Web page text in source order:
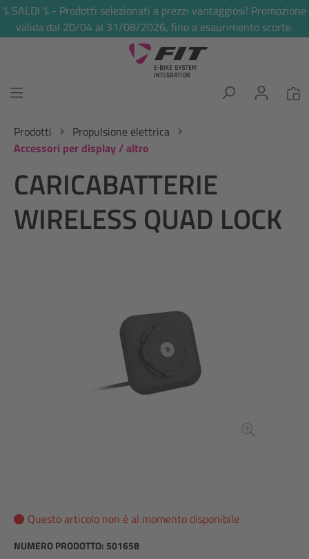
principale
% SALDI % - Prodotti selezionati a prezzi vantaggiosi! Promozione
valida dal 20/04 al 31/08/2026, fino a esaurimento scorte.
Prodotti
Propulsione elettrica
Accessori per display / altro
CARICABATTERIE
WIRELESS QUAD LOCK
Questo articolo non è al momento disponibile
NUMERO PRODOTTO: 501658